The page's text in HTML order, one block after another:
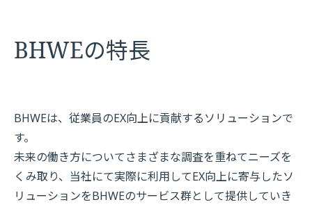
BHWEの特長
BHWEは、従業員のEX向上に貢献するソリューションで
す。
未来の働き方についてさまざまな調査を重ねてニーズを
くみ取り、当社にて実際に利用してEX向上に寄与したソ
リューションをBHWEのサービス群として提供していき